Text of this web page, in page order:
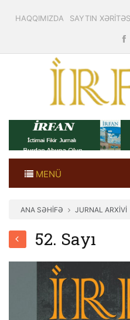
HAQQIMIZDA SAYTIN
MENÜ
ANA SƏHİFƏ JURNAL ARXİVİ
52. Sayı